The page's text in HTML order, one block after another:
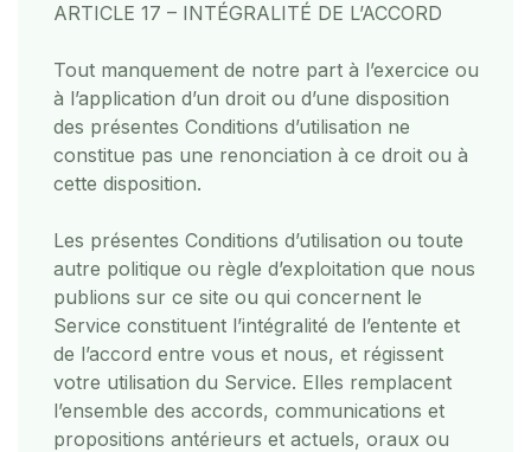
ARTICLE 17 – INTÉGRALITÉ DE L’ACCORD
Tout manquement de notre part à l’exercice ou
à l’application d’un droit ou d’une disposition
des présentes Conditions d’utilisation ne
constitue pas une renonciation à ce droit ou à
cette disposition.
Les présentes Conditions d’utilisation ou toute
autre politique ou règle d’exploitation que nous
publions sur ce site ou qui concernent le
Service constituent l’intégralité de l’entente et
de l’accord entre vous et nous, et régissent
votre utilisation du Service. Elles remplacent
l’ensemble des accords, communications et
propositions antérieurs et actuels, oraux ou